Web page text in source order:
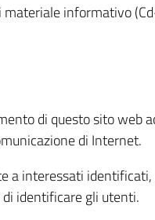
informativo
di questo sito web
di Internet.
a interessati
identificare gli utenti.